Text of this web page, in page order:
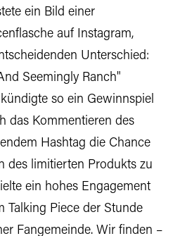
ein Bild einer
auf Instagram,
Unterschied:
Seemingly Ranch"
so ein Gewinnspiel
das Kommentieren des
Hashtag die Chance
des limitierten Produkts zu
ein hohes Engagement
Talking Piece der Stunde
Fangemeinde. Wir finden –